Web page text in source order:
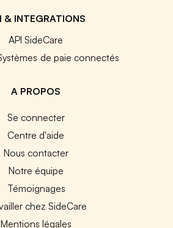
& INTEGRATIONS
API SideCare
de paie connectés
A PROPOS
Se connecter
Centre d'aide
Nous contacter
Notre équipe
Témoignages
chez SideCare
Mentions légales